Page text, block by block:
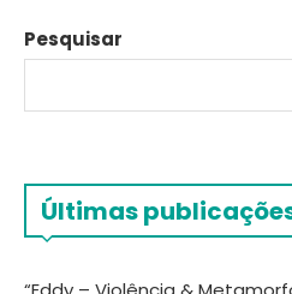
Pesquisar
Últimas